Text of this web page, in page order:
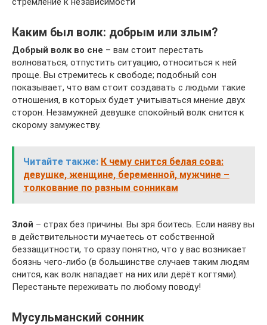
Каким был волк: добрым или злым?
Добрый волк во сне – вам стоит перестать
волноваться, отпустить ситуацию, относиться к ней
проще. Вы стремитесь к свободе; подобный сон
показывает, что вам стоит создавать с людьми такие
отношения, в которых будет учитываться мнение двух
сторон. Незамужней девушке спокойный волк снится к
скорому замужеству.
Читайте также: К чему снится белая сова:
девушке, женщине, беременной, мужчине –
толкование по разным сонникам
Злой – страх без причины. Вы зря боитесь. Если наяву вы
в действительности мучаетесь от собственной
беззащитности, то сразу понятно, что у вас возникает
боязнь чего-либо (в большинстве случаев таким людям
снится, как волк нападает на них или дерёт когтями).
Перестаньте переживать по любому поводу!
Мусульманский сонник